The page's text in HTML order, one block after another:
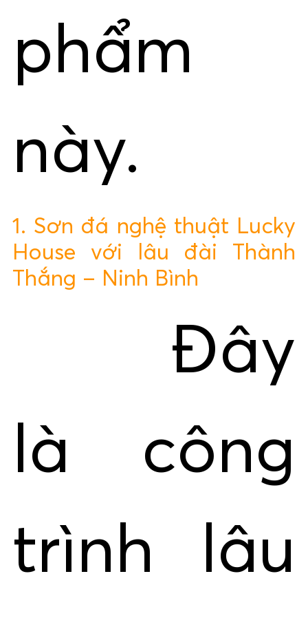
phẩm
này.
1. Sơn đá nghệ thuật Lucky
House với lâu đài Thành
Thắng – Ninh Bình
Đây
là công
trình lâu